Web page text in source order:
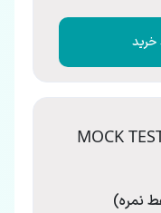
خرید
MOCK